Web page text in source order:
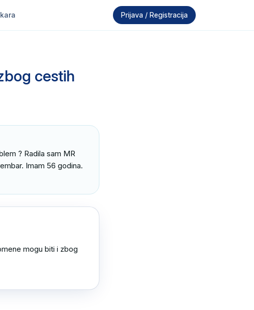
Prijava / Registracija
cestih
? Radila sam MR
Imam 56 godina.
mogu biti i zbog